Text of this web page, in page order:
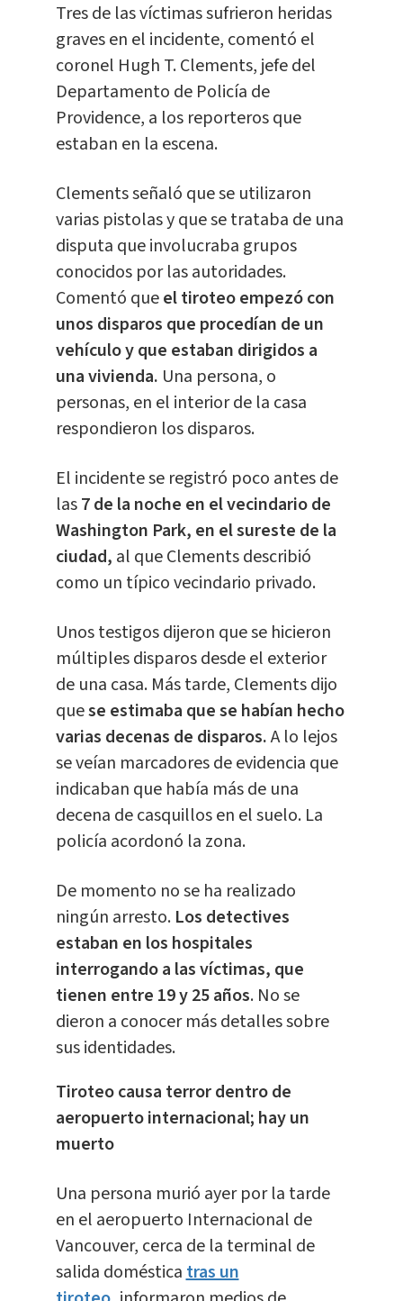
Tres de las víctimas sufrieron heridas
graves en el incidente, comentó el
coronel Hugh T. Clements, jefe del
Departamento de Policía de
Providence, a los reporteros que
estaban en la escena.
Clements señaló que se utilizaron
varias pistolas y que se trataba de una
disputa que involucraba grupos
conocidos por las autoridades.
Comentó queel tiroteo empezó con
unos disparos que procedían de un
vehículo y que estaban dirigidos a
una vivienda. Una persona, o
personas, en el interior de la casa
respondieron los disparos.
El incidente se registró poco antes de
las7 de la noche en el vecindario de
Washington Park, en el sureste de la
ciudad, al que Clements describió
como un típico vecindario privado.
Unos testigos dijeron que se hicieron
múltiples disparos desde el exterior
de una casa. Más tarde, Clements dijo
quese estimaba que se habían hecho
varias decenas de disparos.A lo lejos
se veían marcadores de evidencia que
indicaban que había más de una
decena de casquillos en el suelo. La
policía acordonó la zona.
De momento no se ha realizado
ningún arresto. Los detectives
estaban en los hospitales
interrogando a las víctimas, que
tienen entre 19 y 25 años. No se
dieron a conocer más detalles sobre
sus identidades.
Tiroteo causa terror dentro de
aeropuerto internacional; hay un
muerto
Una persona murió ayer por la tarde
en el aeropuerto Internacional de
Vancouver, cerca de la terminal de
salida domésticatras un